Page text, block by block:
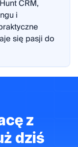
CRM,
i
się pasji do
z
dziś